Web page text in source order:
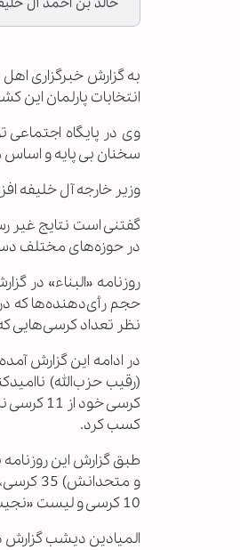
به گزارش خبرگزاری
انتخابات پارلمان این
وی در پایگاه
سخنان بی پایه و
وزیر خارجه آل خلیفه
گفتنی است نتایج غیر
در حوزه‌های مختلف
روزنامه «البناء» در
حجم رأی‌دهنده‌ها که
نظر تعداد کرسی‌هایی
در ادامه این گزارش
کسب کرد.
10 کرسی و لیست «نجیب میقاتی» رقیب سعد الحریری 4 کرسی.
المیادین دیشب گزارش